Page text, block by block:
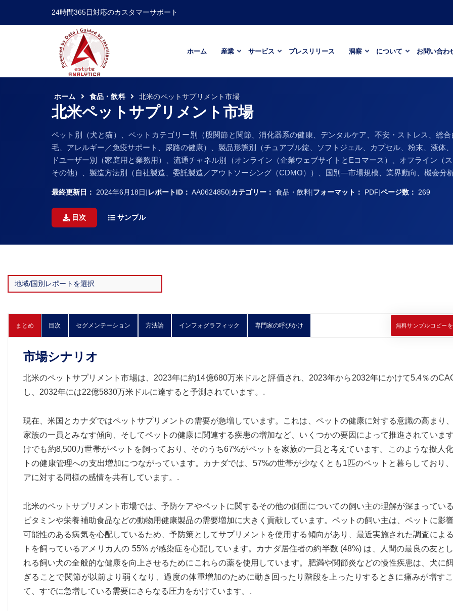
24時間365日対応のカスタマーサポート
ホーム 産業 サービス プレスリリース 洞察 について お問い合わ
ホーム 食品・飲料 北米のペットサプリメント市場
北米ペットサプリメント市場
ペット別（犬と猫）、ペットカテゴリー別（股関節と関節、消化器系の健康、デンタルケア、不安・ストレス、総
毛、アレルギー／免疫サポート、尿路の健康）、製品形態別（チュアブル錠、ソフトジェル、カプセル、粉末、液体
ドユーザー別（家庭用と業務用）、流通チャネル別（オンライン（企業ウェブサイトとEコマース）、オフライン（
その他）、製造方法別（自社製造、委託製造／アウトソーシング（CDMO））、国別―市場規模、業界動向、機会分
最終更新日： 2024年6月18日|レポートID： AA0624850|カテゴリー： 食品・飲料|フォーマット： PDF|ページ数： 269
目次 サンプル
まとめ 目次 セグメンテーション 方法論 インフォグラフィック 専門家の呼びかけ 無料サンプルコピー
市場シナリオ
北米のペットサプリメント市場は、2023年に約14億680万米ドルと評価され、2023年から2032年にかけて5.4％の
し、2032年には22億5830万米ドルに達すると予測されています。.
現在、米国とカナダではペットサプリメントの需要が急増しています。これは、ペットの健康に対する意識の高まり
家族の一員とみなす傾向、そしてペットの健康に関連する疾患の増加など、いくつかの要因によって推進されていま
けでも約8,500万世帯がペットを飼っており、そのうち67%がペットを家族の一員と考えています。このような擬人
トの健康管理への支出増加につながっています。カナダでは、57%の世帯が少なくとも1匹のペットと暮らしており
アに対する同様の感情を共有しています。.
北米のペットサプリメント市場では、予防ケアやペットに関するその他の側面についての飼い主の理解が深まってい
ビタミンや栄養補助食品などの動物用健康製品の需要増加に大きく貢献しています。ペットの飼い主は、ペットに影
可能性のある病気を心配しているため、予防策としてサプリメントを使用する傾向があり、最近実施された調査によ
トを飼っているアメリカ人の 55% が感染症を心配しています。カナダ居住者の約半数 (48%) は、人間の最良の友と
れる飼い犬の全般的な健康を向上させるためにこれらの薬を使用しています。肥満や関節炎などの慢性疾患は、犬に
ぎることで関節が以前より弱くなり、過度の体重増加のために動き回ったり階段を上ったりするときに痛みが増す
て、すでに急増している需要にさらなる圧力をかけています。.